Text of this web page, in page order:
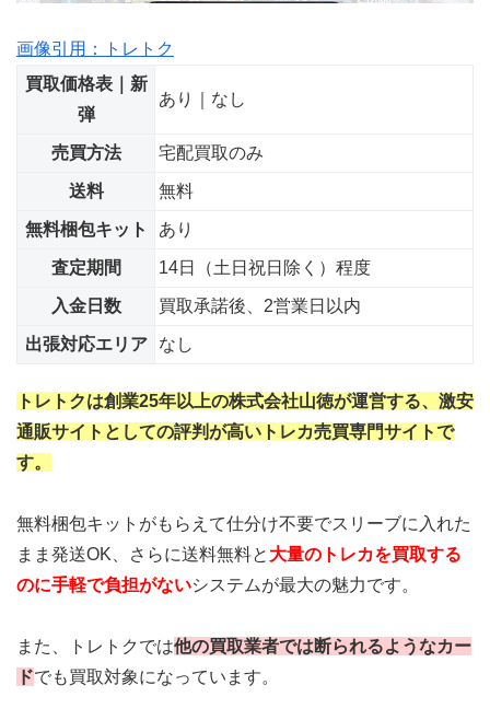
画像引用：トレトク
買取価格表｜新
弾
あり｜なし
売買方法 宅配買取のみ
送料 無料
無料梱包キット あり
査定期間 14日（土日祝日除く）程度
入金日数 買取承諾後、2営業日以内
出張対応エリア なし
トレトクは創業25年以上の株式会社山徳が運営する、激安
通販サイトとしての評判が高いトレカ売買専門サイトで
す。
無料梱包キットがもらえて仕分け不要でスリーブに入れた
まま発送OK、さらに送料無料と 大量のトレカを買取する
のに手軽で負担がないシステムが最大の魅力です。
また、トレトクでは他の買取業者では断られるようなカー
ドでも買取対象になっています。